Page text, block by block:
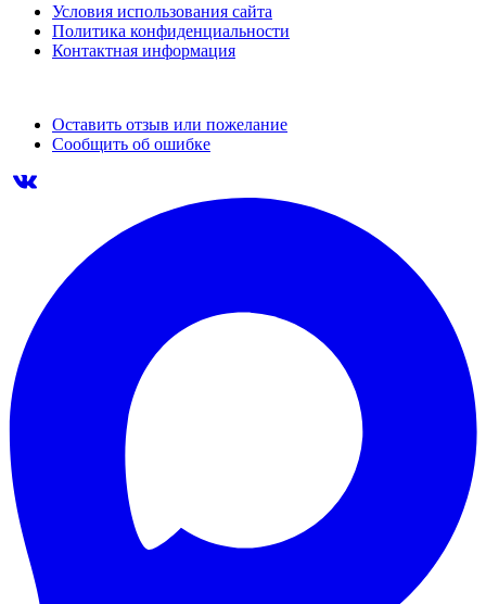
Условия использования сайта
Политика конфиденциальности
Контактная информация
Оставить отзыв или пожелание
Сообщить об ошибке